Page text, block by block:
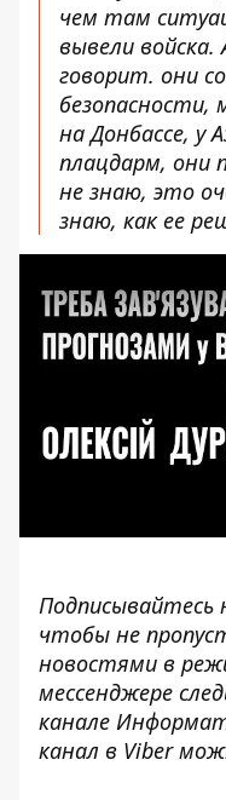
чем там
вывели
говорит. они
на Донбассе, у
плацдарм, они
не знаю, это
знаю, как ее
Подписывайтесь
чтобы не
новостями в
мессенджере
канале
канал в Viber